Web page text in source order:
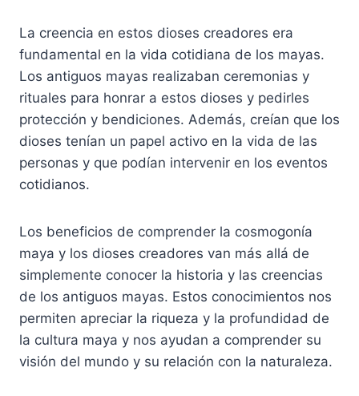
La creencia en estos dioses creadores era
fundamental en la vida cotidiana de los mayas.
Los antiguos mayas realizaban ceremonias y
rituales para honrar a estos dioses y pedirles
protección y bendiciones. Además, creían que los
dioses tenían un papel activo en la vida de las
personas y que podían intervenir en los eventos
cotidianos.
Los beneficios de comprender la cosmogonía
maya y los dioses creadores van más allá de
simplemente conocer la historia y las creencias
de los antiguos mayas. Estos conocimientos nos
permiten apreciar la riqueza y la profundidad de
la cultura maya y nos ayudan a comprender su
visión del mundo y su relación con la naturaleza.